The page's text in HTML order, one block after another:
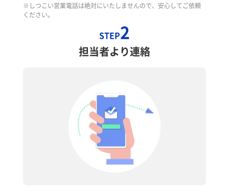
※しつこい営業電話は絶対にいたしませんので、安心してご依頼
ください。
STEP2
担当者より連絡